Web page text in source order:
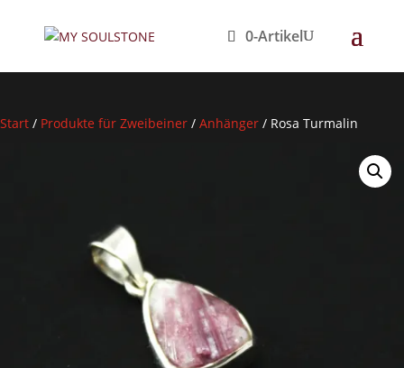
0-Artikel
Start / Produkte für Zweibeiner / Anhänger / Rosa Turmalin